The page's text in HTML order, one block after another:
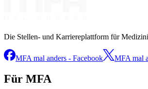
Die Stellen- und Karriereplattform für
MFA mal anders - Facebook MFA mal
Für MFA